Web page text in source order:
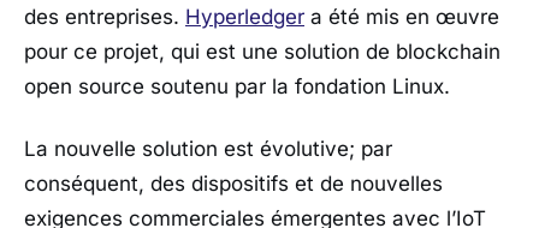
des entreprises. Hyperledger a été mis en œuvre
pour ce projet, qui est une solution de blockchain
open source soutenu par la fondation Linux.
La nouvelle solution est évolutive; par
conséquent, des dispositifs et de nouvelles
exigences commerciales émergentes avec l’IoT